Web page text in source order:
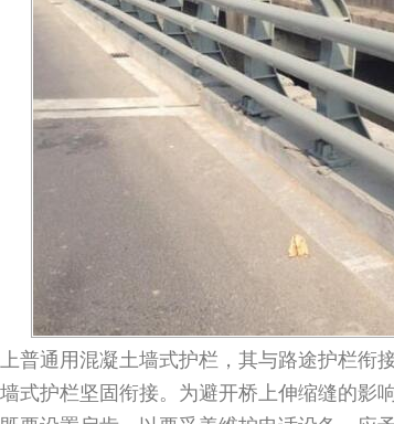
通用混凝土墙式护栏，其与路途护栏衔
式护栏坚固衔接。为避开桥上伸缩缝的影